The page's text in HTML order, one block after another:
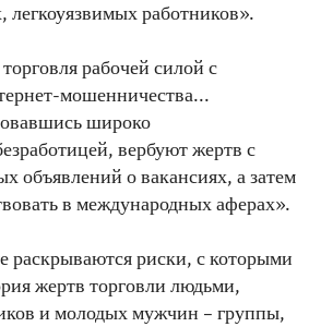
легкоуязвимых работников».
рабочей силой с
мошенничества...
широко
вербуют жертв с
объявлений о вакансиях, а затем
в международных аферах».
раскрываются риски, с которыми
жертв торговли людьми,
и молодых мужчин – группы,